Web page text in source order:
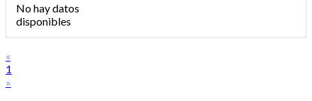
No hay datos
disponibles
«
1
»